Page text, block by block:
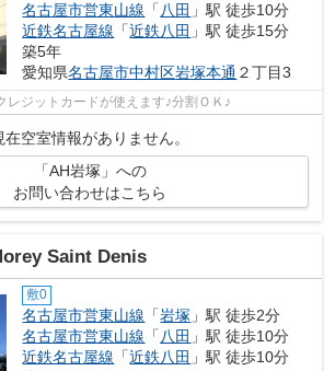
名古屋市営東山線 「八田 」駅 徒歩10分
近鉄名古屋線 「近鉄八田 」駅 徒歩15分
築5年
愛知県名古屋市中村区岩塚本通 ２丁目3
レジットカードが使えます♪分割ＯＫ♪
在空室情報がありません。
「AH岩塚」への
お問い合わせはこちら
Saint Denis
敷0
名古屋市営東山線 「岩塚 」駅 徒歩2分
名古屋市営東山線 「 八田 」駅 徒歩10分
近鉄名古屋線 「近鉄八田 」駅 徒歩10分